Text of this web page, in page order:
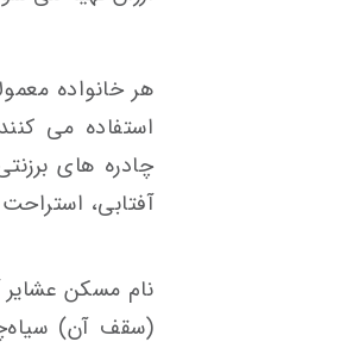
استفاده می
چادره های
آفتابی،
نام مسکن
(سقف آن)